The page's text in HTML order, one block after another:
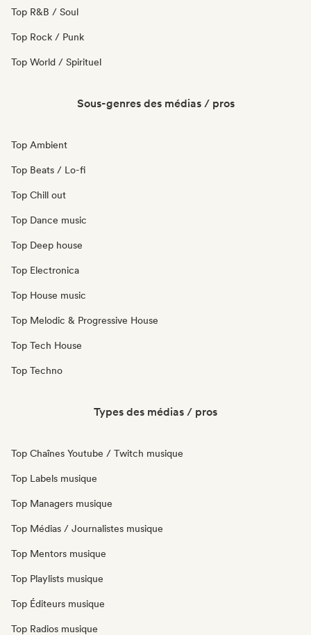
Top R&B / Soul
Top Rock / Punk
Top World / Spirituel
Sous-genres des médias / pros
Top Ambient
Top Beats / Lo-fi
Top Chill out
Top Dance music
Top Deep house
Top Electronica
Top House music
Top Melodic & Progressive House
Top Tech House
Top Techno
Types des médias / pros
Top Chaînes Youtube / Twitch musique
Top Labels musique
Top Managers musique
Top Médias / Journalistes musique
Top Mentors musique
Top Playlists musique
Top Éditeurs musique
Top Radios musique